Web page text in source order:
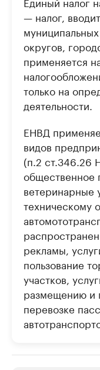
— налог,
округов,
применяется
только на
деятельности.
ЕНВД
видов
(п.2 ст.346.26
общественное
ветеринарные
техническому
рекламы,
пользование
участков,
размещению и
перевозке